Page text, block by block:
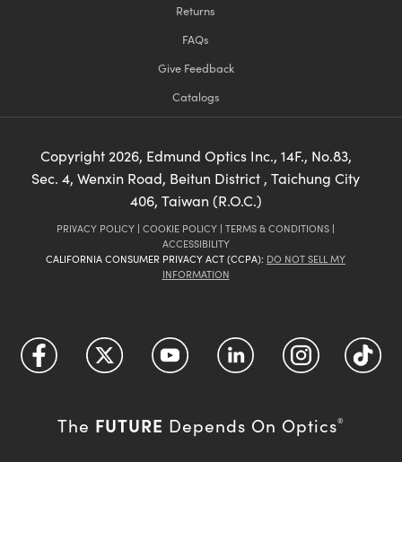
Returns
FAQs
Give Feedback
Catalogs
Copyright 2026, Edmund Optics Inc., 14F., No.83,
Sec. 4, Wenxin Road, Beitun District , Taichung City
406, Taiwan (R.O.C.)
PRIVACY POLICY | COOKIE POLICY | TERMS & CONDITIONS |
ACCESSIBILITY
CALIFORNIA CONSUMER PRIVACY ACT (CCPA): DO NOT SELL MY
INFORMATION
The FUTURE Depends On Optics®